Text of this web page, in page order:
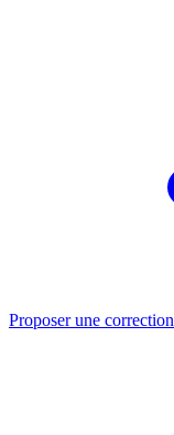
Proposer une correction